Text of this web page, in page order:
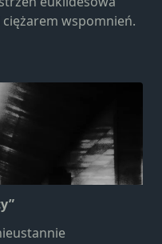
wspomnień.